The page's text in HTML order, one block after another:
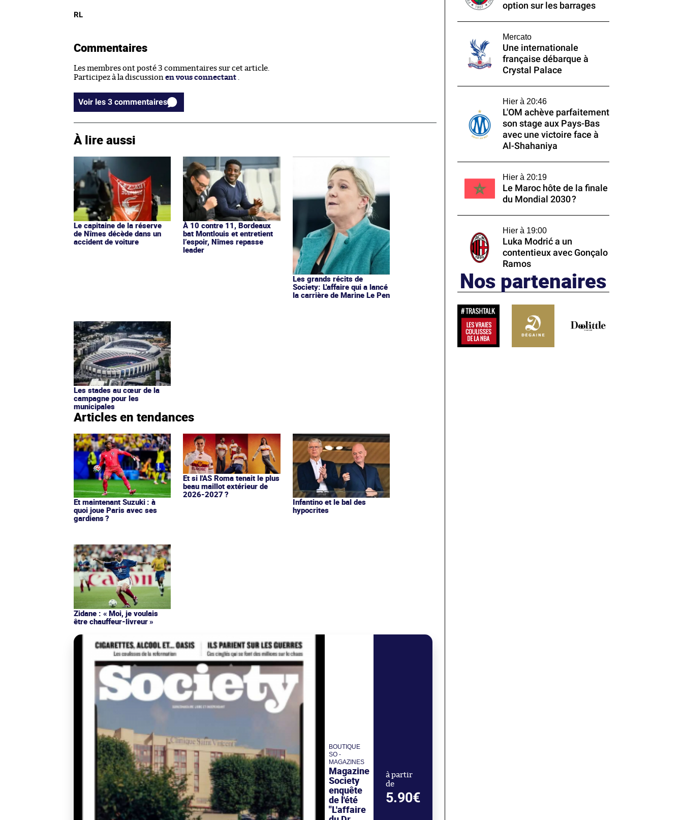
RL
Commentaires
Les membres ont posté 3 commentaires sur cet article.
Participez à la discussion en vous connectant .
Voir les 3 commentaires
À lire aussi
Le capitaine de la réserve
de Nîmes décède dans un
accident de voiture
À 10 contre 11, Bordeaux
bat Montlouis et entretient
l’espoir, Nîmes repasse
leader
Les grands récits de
Society: L'affaire qui a lancé
la carrière de Marine Le Pen
Les stades au cœur de la
campagne pour les
municipales
Articles en tendances
Et maintenant Suzuki : à
quoi joue Paris avec ses
gardiens ?
Et si l'AS Roma tenait le plus
beau maillot extérieur de
2026-2027 ?
Infantino et le bal des
hypocrites
Zidane : « Moi, je voulais
être chauffeur-livreur »
BOUTIQUE
SO -
MAGAZINES
Magazine
Society
enquête
de l'été
"L'affaire
à partir
de
5.90€
option sur les barrages
Mercato
Une internationale
française débarque à
Crystal Palace
Hier à 20:46
L'OM achève parfaitement
son stage aux Pays-Bas
avec une victoire face à
Al-Shahaniya
Hier à 20:19
Le Maroc hôte de la finale
du Mondial 2030 ?
Hier à 19:00
Luka Modrić a un
contentieux avec Gonçalo
Ramos
Nos partenaires